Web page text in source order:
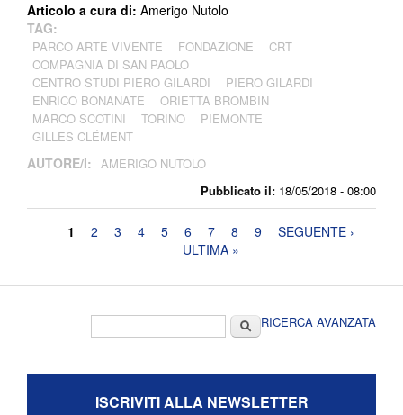
Pubblicato il: 18/05/2018 - 08:00
Articolo a cura di: Amerigo Nutolo
TAG:
PARCO ARTE VIVENTE FONDAZIONE
CRT
COMPAGNIA DI SAN PAOLO
CENTRO STUDI PIERO GILARDI
PIERO GILARDI
ENRICO BONANATE
ORIETTA BROMBIN
MARCO SCOTINI
TORINO
PIEMONTE
GILLES CLÉMENT
AUTORE/I: AMERIGO NUTOLO
Pagine
1 2 3 4 5 6 7 8 9
SEGUENTE ›
ULTIMA »
CercaRICERCA AVANZATA
ISCRIVITI ALLA NEWSLETTER